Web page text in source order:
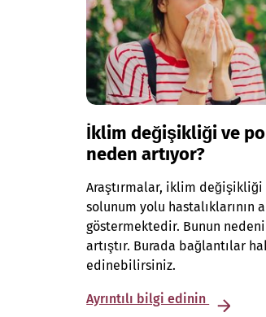
İklim değişikliği ve
neden artıyor?
Araştırmalar, iklim değişikliği
solunum yolu hastalıklarının
göstermektedir. Bunun
artıştır. Burada bağlantılar
edinebilirsiniz.
Ayrıntılı bilgi edinin